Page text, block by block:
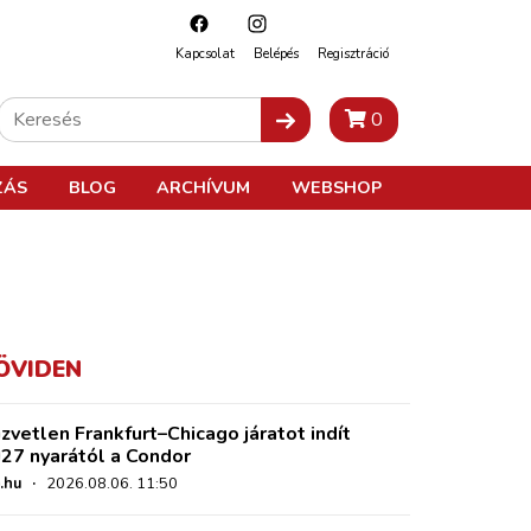
Kapcsolat Belépés Regisztráció
0
BLOG ARCHÍVUM WEBSHOP
Frankfurt–Chicago járatot indít
nyarától a Condor
· 2026.08.06. 11:50